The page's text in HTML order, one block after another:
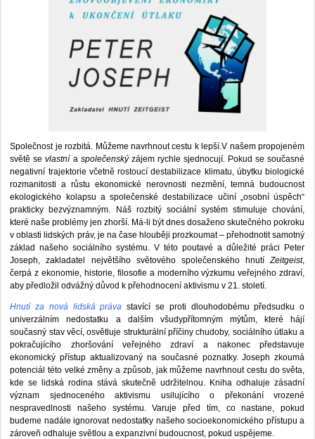
Společnost je rozbitá. Můžeme navrhnout cestu k lepší.V našem propojeném
světě sevlastní a společenskýzájem rychle sjednocují. Pokud se současné
negativní trajektorie včetně rostoucí destabilizace klimatu, úbytku biologické
rozmanitosti a růstu ekonomické nerovnosti nezmění, temná budoucnost
ekologického kolapsu a společenské destabilizace učiní „osobní úspěch“
prakticky bezvýznamným. Náš rozbitý sociální systém stimuluje chování,
které naše problémy jen zhorší. Má-li být dnes dosaženo skutečného pokroku
v oblasti lidských práv, je na čase hlouběji prozkoumat – přehodnotit samotný
základ našeho sociálního systému. V této poutavé a důležité práci Peter
Joseph, zakladatel největšího světového společenského hnutíZeitgeist,
čerpá z ekonomie, historie, filosofie a moderního výzkumu veřejného zdraví,
aby předložil odvážný důvod k přehodnocení aktivismu v 21. století.
Hnutí za nová lidská práva stavící se proti dlouhodobému předsudku o
univerzálním nedostatku a dalším všudypřítomným mýtům, které hájí
současný stav věcí, osvětluje strukturální příčiny chudoby, sociálního útlaku a
pokračujícího zhoršování veřejného zdraví a nakonec představuje
ekonomický přístup aktualizovaný na současné poznatky. Joseph zkoumá
potenciál této velké změny a způsob, jak můžeme navrhnout cestu do světa,
kde se lidská rodina stává skutečně udržitelnou. Kniha odhaluje zásadní
význam sjednoceného aktivismu usilujícího o překonání vrozené
nespravedlnosti našeho systému. Varuje před tím, co nastane, pokud
budeme nadále ignorovat nedostatky našeho socioekonomického přístupu a
zároveň odhaluje světlou a expanzivní budoucnost, pokud uspějeme.